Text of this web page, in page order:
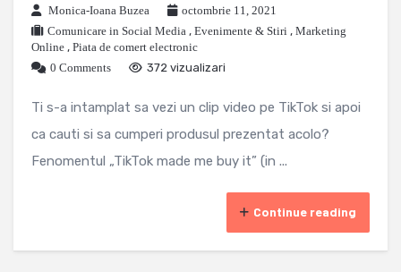
Monica-Ioana Buzea
octombrie 11, 2021
Comunicare in Social Media , Evenimente & Stiri , Marketing
Online , Piata de comert electronic
0 Comments
372 vizualizari
Ti s-a intamplat sa vezi un clip video pe TikTok si apoi
ca cauti si sa cumperi produsul prezentat acolo?
Fenomentul „TikTok made me buy it” (in ...
Continue reading